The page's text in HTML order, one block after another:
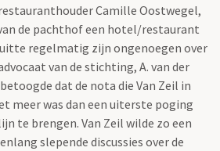
Camille Oostwegel,
de pachthof een hotel/restaurant
regelmatig zijn ongenoegen over
van de stichting, A. van der
dat de nota die Van Zeil in
meer was dan een uiterste poging
te brengen. Van Zeil wilde zo een
slepende discussies over de